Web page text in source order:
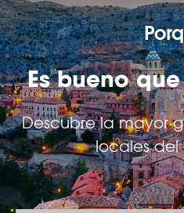
Es bueno
Descubre la mayor
locales